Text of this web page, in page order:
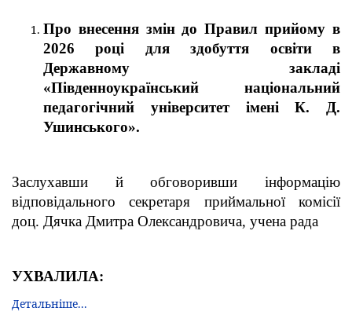
Про внесення змін до Правил прийому в
2026 році для здобуття освіти в
Державному закладі
«Південноукраїнський національний
педагогічний університет імені К. Д.
Ушинського».
Заслухавши й обговоривши інформацію
відповідального секретаря приймальної комісії
доц. Дячка Дмитра Олександровича, учена рада
УХВАЛИЛА:
Детальніше...